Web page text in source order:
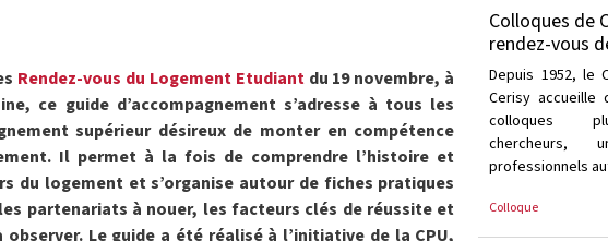
Rendez-vous du Logement Etudiantdu 19 novembre, à
ce guide d’accompagnement s’adresse à tous les
supérieur désireux de monter en compétence
Il permet à la fois de comprendre l’histoire et
du logement et s’organise autour de fiches pratiques
partenariats à nouer, les facteurs clés de réussite et
Le guide a été réalisé à l’initiative de la CPU,
Colloques de
rendez-vous
Depuis 1952, le
Cerisy accueille
colloques
chercheurs,
professionnels
Colloque